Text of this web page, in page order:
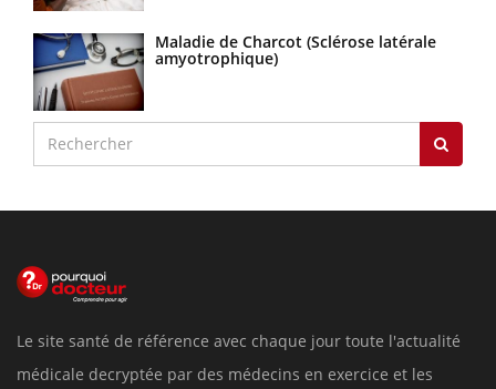
Maladie de Charcot (Sclérose latérale
amyotrophique)
Le site santé de référence avec chaque jour toute l'actualité
médicale decryptée par des médecins en exercice et les